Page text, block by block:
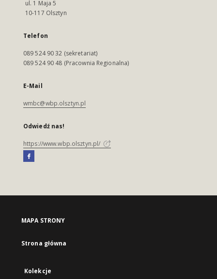
ul. 1 Maja 5
10-117 Olsztyn
Telefon
089 524 90 32 (sekretariat)
089 524 90 48 (Pracownia Regionalna)
E-Mail
wmbc@wbp.olsztyn.pl
Odwiedź nas!
https://www.wbp.olsztyn.pl/
MAPA STRONY
Strona główna
Kolekcje